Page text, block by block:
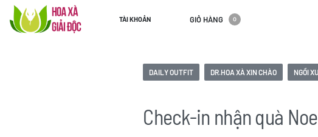
TÀI KHOẢN GIỎ HÀNG 0
DAILY OUTFIT DR.HOA XÀ XIN CHÀO NGỒI
Check-in nhận quà